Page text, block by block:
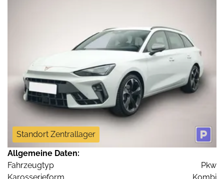
Standort Zentrallager
Allgemeine Daten:
Fahrzeugtyp
Pkw